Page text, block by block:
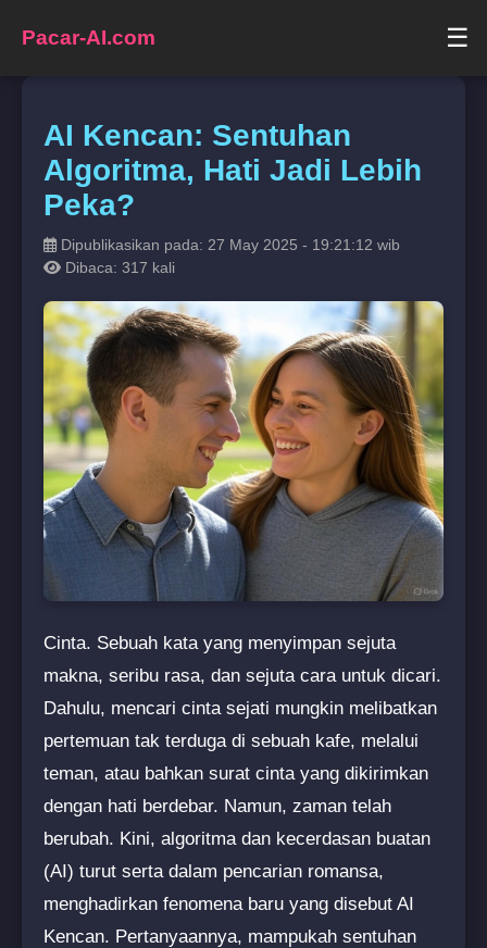
Pacar-AI.com ☰
AI Kencan: Sentuhan
Algoritma, Hati Jadi Lebih
Peka?
Dipublikasikan pada: 27 May 2025 - 19:21:12 wib
Dibaca: 317 kali
Cinta. Sebuah kata yang menyimpan sejuta
makna, seribu rasa, dan sejuta cara untuk dicari.
Dahulu, mencari cinta sejati mungkin melibatkan
pertemuan tak terduga di sebuah kafe, melalui
teman, atau bahkan surat cinta yang dikirimkan
dengan hati berdebar. Namun, zaman telah
berubah. Kini, algoritma dan kecerdasan buatan
(AI) turut serta dalam pencarian romansa,
menghadirkan fenomena baru yang disebut AI
Kencan. Pertanyaannya, mampukah sentuhan